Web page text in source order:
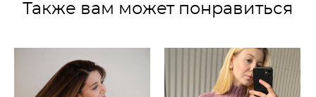
Также вам может понравиться